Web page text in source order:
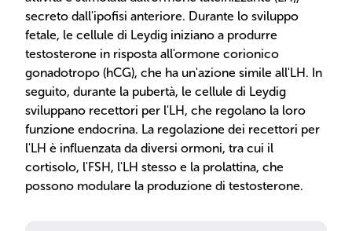
secreto dall'ipofisi anteriore. Durante lo sviluppo
fetale, le cellule di Leydig iniziano a produrre
testosterone in risposta all'ormone corionico
gonadotropo (hCG), che ha un'azione simile all'LH. In
seguito, durante la pubertà, le cellule di Leydig
sviluppano recettori per l'LH, che regolano la loro
funzione endocrina. La regolazione dei recettori per
l'LH è influenzata da diversi ormoni, tra cui il
cortisolo, l'FSH, l'LH stesso e la prolattina, che
possono modulare la produzione di testosterone.